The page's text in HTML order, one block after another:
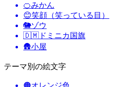
🍊みかん
😊笑顔（笑っている目）
🐘ゾウ
🇩🇲 ドミニカ国旗
🛖小屋
テーマ別の絵文字